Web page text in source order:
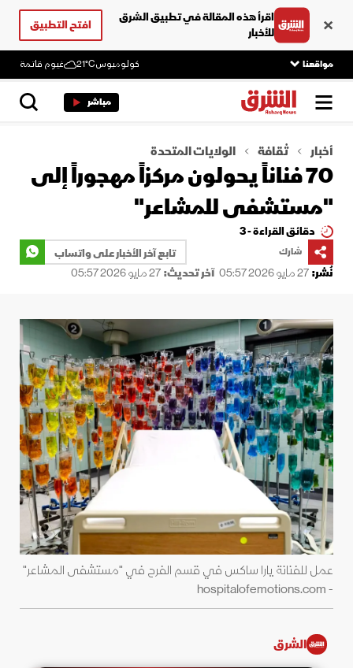
اقرأ هذه المقالة في تطبيق الشرق
للأخبار
افتح التطبيق
مواقعنا كولومبوس21°C غيوم قاتمة
مباشر
أخبار ثقافة الولايات المتحدة
70 فناناً يحولون مركزاً مهجوراً إلى
"مستشفى للمشاعر"
دقائق القراءة - 3
شارك
تابع آخر الأخبار على واتساب
نُشر:27 مايو 2026 05:57 آخر تحديث:27 مايو 2026 05:57
عمل للفنانة يارا ساكس في قسم الفرح في "مستشفى المشاعر"
- hospitalofemotions.com
الشرق